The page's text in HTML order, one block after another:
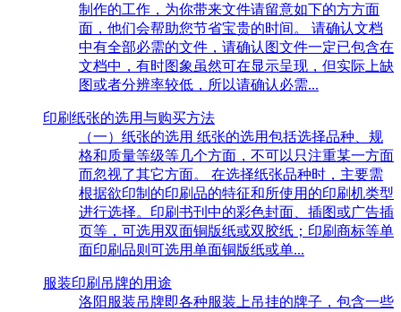
制作的工作，为你带来文件请留意如下的方方面
面，他们会帮助您节省宝贵的时间。 请确认文档
中有全部必需的文件，请确认图文件一定已包含在
文档中，有时图象虽然可在显示呈现，但实际上缺
图或者分辨率较低，所以请确认必需...
印刷纸张的选用与购买方法
（一）纸张的选用 纸张的选用包括选择品种、规
格和质量等级等几个方面，不可以只注重某一方面
而忽视了其它方面。 在选择纸张品种时，主要需
根据欲印制的印刷品的特征和所使用的印刷机类型
进行选择。印刷书刊中的彩色封面、插图或广告插
页等，可选用双面铜版纸或双胶纸；印刷商标等单
面印刷品则可选用单面铜版纸或单...
服装印刷吊牌的用途
洛阳服装吊牌即各种服装上吊挂的牌子，包含一些